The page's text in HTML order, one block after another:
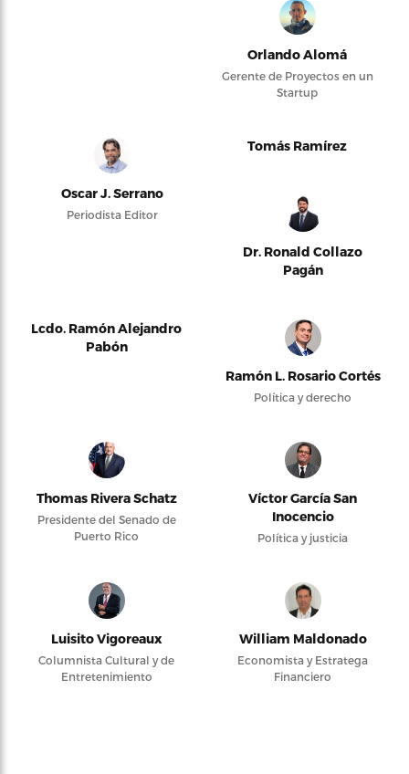
Orlando Alomá
Gerente de Proyectos en un
Startup
Oscar J. Serrano
Periodista Editor
Tomás Ramírez
Dr. Ronald Collazo
Pagán
Lcdo. Ramón Alejandro
Pabón
Ramón L. Rosario Cortés
Política y derecho
Thomas Rivera Schatz
Presidente del Senado de
Puerto Rico
Víctor García San
Inocencio
Política y justicia
Luisito Vigoreaux
Columnista Cultural y de
Entretenimiento
William Maldonado
Economista y Estratega
Financiero